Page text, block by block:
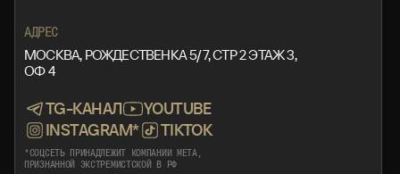
АДРЕС
МОСКВА, РОЖДЕСТВЕНКА 5/7, СТР 2 ЭТАЖ 3,
ОФ 4
TG-КАНАЛ
YOUTUBE
INSTAGRAM*
TIKTOK
*СОЦСЕТЬ ПРИНАДЛЕЖИТ КОМПАНИИ META,
ПРИЗНАННОЙ ЭКСТРЕМИСТСКОЙ В РФ